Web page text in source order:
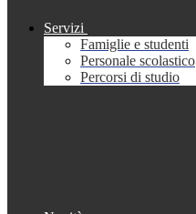
Servizi
Famiglie e studenti
Personale scolastico
Percorsi di studio